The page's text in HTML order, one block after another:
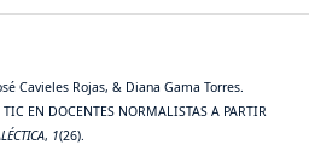
Cavieles Rojas, & Diana Gama Torres.
EN DOCENTES NORMALISTAS A PARTIR
, 1(26).